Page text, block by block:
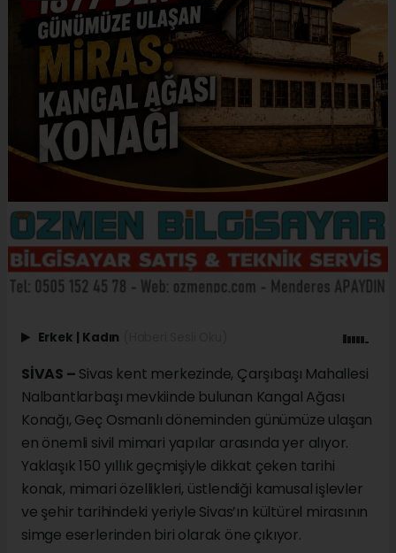
Erkek | Kadın
SİVAS – Sivas kent merkezinde, Çarşıbaşı Mahallesi
Nalbantlarbaşı mevkiinde bulunan Kangal Ağası
Konağı, Geç Osmanlı döneminden günümüze ulaşan
en önemli sivil mimari yapılar arasında yer alıyor.
Yaklaşık 150 yıllık geçmişiyle dikkat çeken tarihi
konak, mimari özellikleri, üstlendiği kamusal işlevler
ve şehir tarihindeki yeriyle Sivas’ın kültürel mirasının
simge eserlerinden biri olarak öne çıkıyor.